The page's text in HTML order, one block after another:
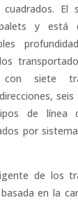
El
y está
con siete
seis
de línea
por
de los
en la